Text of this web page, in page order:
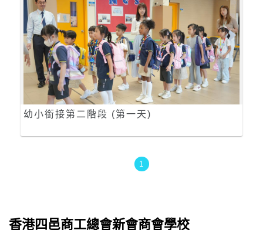
幼小銜接第二階段 (第一天)
1
香港四邑商工總會新會商會學校